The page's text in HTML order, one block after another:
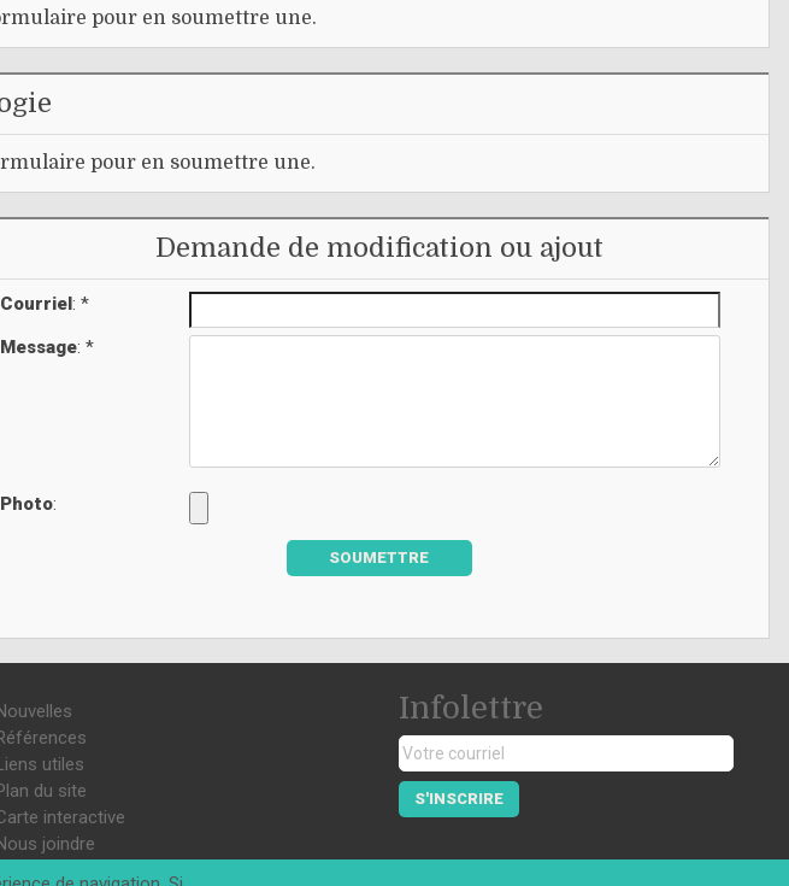
pour en soumettre une.
pour en soumettre une.
Demande de modification ou ajout
Courriel: *
Message: *
Photo:
SOUMETTRE
utiles
du site
interactive
joindre
Infolettre
S'INSCRIRE